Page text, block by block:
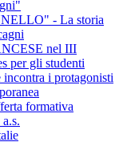
- La storia
nel III
per gli studenti
i protagonisti
formativa